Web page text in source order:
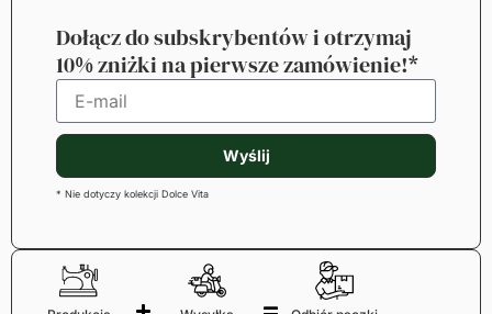
Dołącz do subskrybentów i otrzymaj
10% zniżki na pierwsze zamówienie!*
Wyślij
* Nie dotyczy kolekcji Dolce Vita